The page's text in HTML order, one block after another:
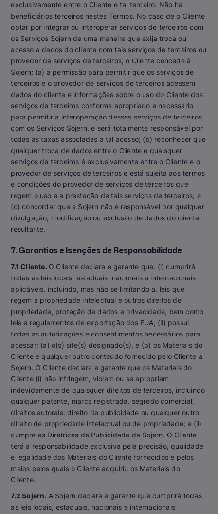
exclusivamente entre o Cliente e tal terceiro. Não há
beneficiários terceiros nestes Termos. No caso de o Cliente
optar por integrar ou interoperar serviços de terceiros com
os Serviços Sojern de uma maneira que exija troca ou
acesso a dados do cliente com tais serviços de terceiros ou
provedor de serviços de terceiros, o Cliente concede à
Sojern: (a) a permissão para permitir que os serviços de
terceiros e o provedor de serviços de terceiros acessem
dados do cliente e informações sobre o uso do Cliente dos
serviços de terceiros conforme apropriado e necessário
para permitir a interoperação desses serviços de terceiros
com os Serviços Sojern, e será totalmente responsável por
todas as taxas associadas a tal acesso; (b) reconhecer que
qualquer troca de dados entre o Cliente e quaisquer
serviços de terceiros é exclusivamente entre o Cliente e o
provedor de serviços de terceiros e está sujeita aos termos
e condições do provedor de serviços de terceiros que
regem o uso e a prestação de tais serviços de terceiros; e
(c) concordar que a Sojern não é responsável por qualquer
divulgação, modificação ou exclusão de dados do cliente
resultante.
7. Garantias e Isenções de Responsabilidade
7.1 Cliente. O Cliente declara e garante que: (i) cumprirá
todas as leis locais, estaduais, nacionais e internacionais
aplicáveis, incluindo, mas não se limitando a, leis que
regem a propriedade intelectual e outros direitos de
propriedade, proteção de dados e privacidade, bem como
leis e regulamentos de exportação dos EUA; (ii) possui
todas as autorizações e consentimentos necessários para
acessar: (a) o(s) site(s) designado(s), e (b) os Materiais do
Cliente e qualquer outro conteúdo fornecido pelo Cliente à
Sojern. O Cliente declara e garante que os Materiais do
Cliente (i) não infringem, violam ou se apropriam
indevidamente de quaisquer direitos de terceiros, incluindo
qualquer patente, marca registrada, segredo comercial,
direitos autorais, direito de publicidade ou qualquer outro
direito de propriedade intelectual ou de propriedade; e (ii)
cumpre as Diretrizes de Publicidade da Sojern. O Cliente
terá a responsabilidade exclusiva pela precisão, qualidade
e legalidade dos Materiais do Cliente fornecidos e pelos
meios pelos quais o Cliente adquiriu os Materiais do
Cliente.
7.2 Sojern. A Sojern declara e garante que cumprirá todas
as leis locais, estaduais, nacionais e internacionais